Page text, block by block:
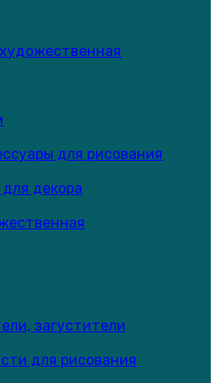
для рисования
декора
загустители
для рисования